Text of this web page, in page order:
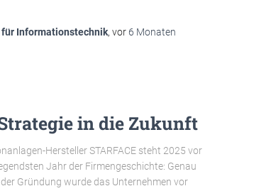
für Informationstechnik, vor 6 Monaten
in die Zukunft
Hersteller STARFACE steht 2025 vor
Jahr der Firmengeschichte: Genau
Gründung wurde das Unternehmen vor